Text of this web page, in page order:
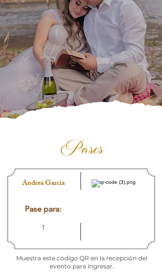
Pases
Andrea Garcia
Pase para:
1
Muestra este código QR en la recepción del
evento para ingresar.